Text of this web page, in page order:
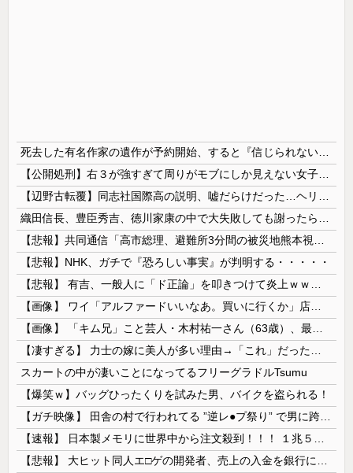
【悲報】NHK、ガチで『恐ろしい事実』が判明する・・・・・
スカートの中が凄いことになってるフリーグラドルTsumu
【爆笑ｗ】バッグひったくりを試みた男、バイクを盗られる！